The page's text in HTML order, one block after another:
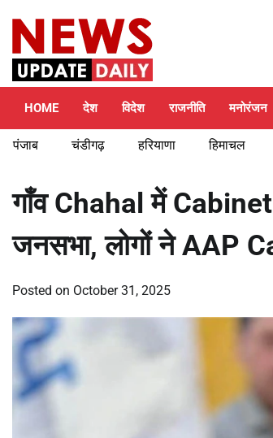
content
HOME देश विदेश राजनीति मनोरंजन
पंजाब चंडीगढ़ हरियाणा हिमाचल
गाँव Chahal में
जनसभा, लोगों ने AAP
Posted on October 31, 2025